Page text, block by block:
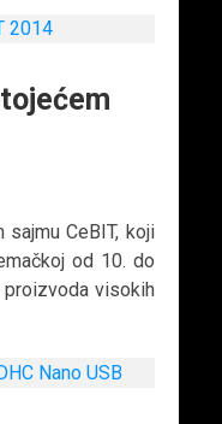
CeBIT, koji
od 10. do
proizvoda visokih